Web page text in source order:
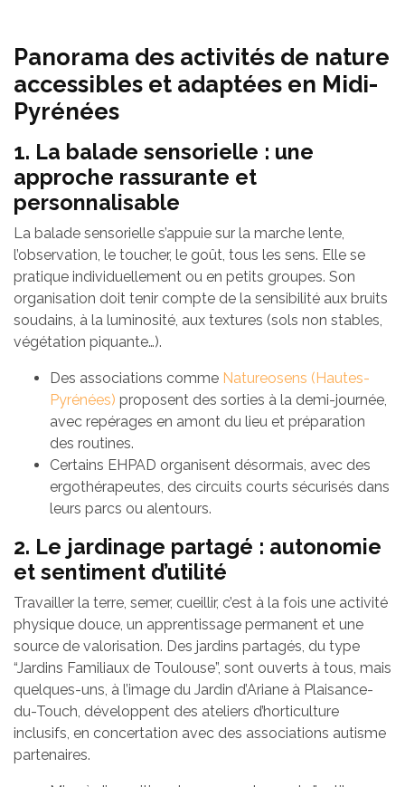
Panorama des activités de nature
accessibles et adaptées en Midi-
Pyrénées
1. La balade sensorielle : une
approche rassurante et
personnalisable
La balade sensorielle s’appuie sur la marche lente,
l’observation, le toucher, le goût, tous les sens. Elle se
pratique individuellement ou en petits groupes. Son
organisation doit tenir compte de la sensibilité aux bruits
soudains, à la luminosité, aux textures (sols non stables,
végétation piquante…).
Des associations comme Natureosens (Hautes-
Pyrénées) proposent des sorties à la demi-journée,
avec repérages en amont du lieu et préparation
des routines.
Certains EHPAD organisent désormais, avec des
ergothérapeutes, des circuits courts sécurisés dans
leurs parcs ou alentours.
2. Le jardinage partagé : autonomie
et sentiment d’utilité
Travailler la terre, semer, cueillir, c’est à la fois une activité
physique douce, un apprentissage permanent et une
source de valorisation. Des jardins partagés, du type
“Jardins Familiaux de Toulouse”, sont ouverts à tous, mais
quelques-uns, à l’image du Jardin d’Ariane à Plaisance-
du-Touch, développent des ateliers d’horticulture
inclusifs, en concertation avec des associations autisme
partenaires.